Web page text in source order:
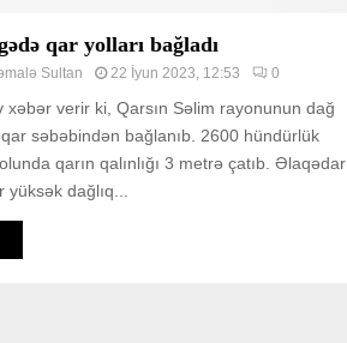
qar yolları bağladı
Sultan 22 İyun 2023, 12:53 0
xəbər verir ki, Qarsın Səlim rayonunun dağ
səbəbindən bağlanıb. 2600 hündürlük
qarın qalınlığı 3 metrə çatıb. Əlaqədar
yüksək dağlıq...